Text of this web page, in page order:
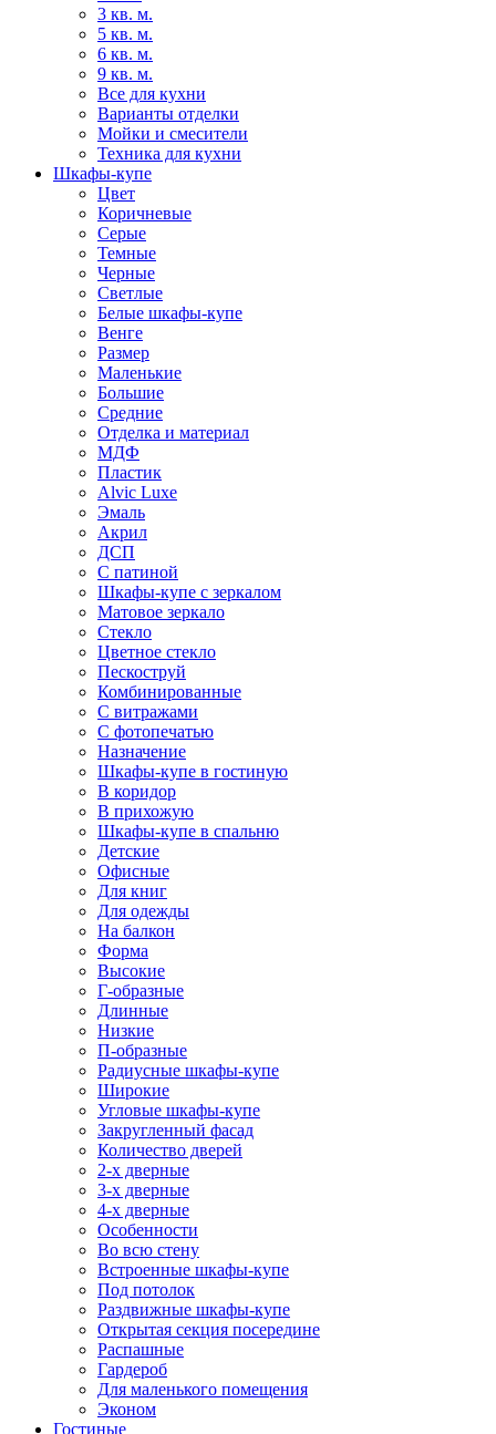
3 кв. м.
5 кв. м.
6 кв. м.
9 кв. м.
Все для кухни
Варианты отделки
Мойки и смесители
Техника для кухни
Шкафы-купе
Цвет
Коричневые
Серые
Темные
Черные
Светлые
Белые шкафы-купе
Венге
Размер
Маленькие
Большие
Средние
Отделка и материал
МДФ
Пластик
Alvic Luxe
Эмаль
Акрил
ДСП
С патиной
Шкафы-купе с зеркалом
Матовое зеркало
Стекло
Цветное стекло
Пескоструй
Комбинированные
С витражами
С фотопечатью
Назначение
Шкафы-купе в гостиную
В коридор
В прихожую
Шкафы-купе в спальню
Детские
Офисные
Для книг
Для одежды
На балкон
Форма
Высокие
Г-образные
Длинные
Низкие
П-образные
Радиусные шкафы-купе
Широкие
Угловые шкафы-купе
Закругленный фасад
Количество дверей
2-х дверные
3-х дверные
4-х дверные
Особенности
Во всю стену
Встроенные шкафы-купе
Под потолок
Раздвижные шкафы-купе
Открытая секция посередине
Распашные
Гардероб
Для маленького помещения
Эконом
Гостиные